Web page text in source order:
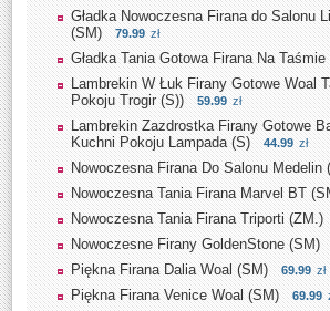
Gładka Nowoczesna Firana do Salonu
(SM)
79.99 zł
Gładka Tania Gotowa Firana Na Taśmie
Lambrekin W Łuk Firany Gotowe Woal
Pokoju Trogir (S))
59.99 zł
Lambrekin Zazdrostka Firany Gotowe
Kuchni Pokoju Lampada (S)
44.99 zł
Nowoczesna Firana Do Salonu Medelin
Nowoczesna Tania Firana Marvel BT
Nowoczesna Tania Firana Triporti (ZM.)
Nowoczesne Firany GoldenStone (SM)
Piękna Firana Dalia Woal (SM) 69.99 zł
Piękna Firana Venice Woal (SM) 69.99